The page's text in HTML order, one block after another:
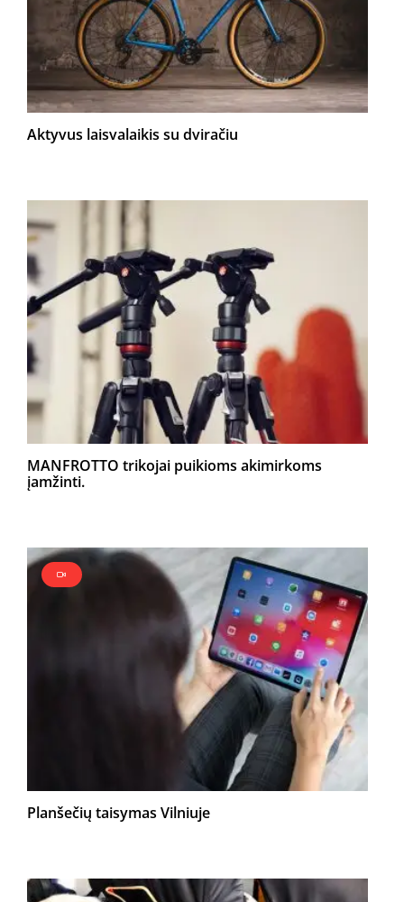
Aktyvus laisvalaikis su dviračiu
MANFROTTO trikojai puikioms akimirkoms
įamžinti.
Planšečių taisymas Vilniuje